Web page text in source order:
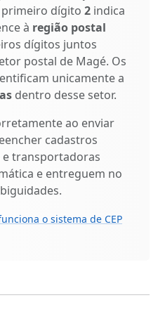
primeiro dígito 2 indica
à região postal
dígitos juntos
postal de Magé. Os
unicamente a
dentro desse setor.
ao enviar
cadastros
e transportadoras
e entreguem no
o sistema de CEP